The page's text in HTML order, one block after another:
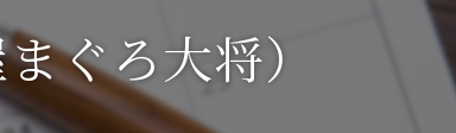
丼
クアウト
ぐろ大将）